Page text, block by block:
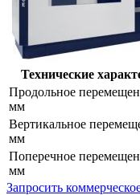
Технические
Продольное
мм
Вертикальное
мм
Поперечное
мм
Запросить